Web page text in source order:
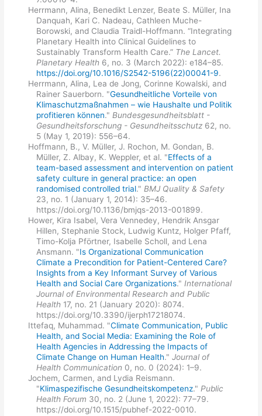
Herrmann, Alina, Benedikt Lenzer, Beate S. Müller, Ina
Danquah, Kari C. Nadeau, Cathleen Muche-
Borowski, and Claudia Traidl-Hoffmann. “Integrating
Planetary Health into Clinical Guidelines to
Sustainably Transform Health Care.” The Lancet.
Planetary Health 6, no. 3 (March 2022): e184–85.
https://doi.org/10.1016/S2542-5196(22)00041-9.
Herrmann, Alina, Lea de Jong, Corinne Kowalski, and
Rainer Sauerborn. "Gesundheitliche Vorteile von
Klimaschutzmaßnahmen – wie Haushalte und Politik
profitieren können." Bundesgesundheitsblatt -
Gesundheitsforschung - Gesundheitsschutz 62, no.
5 (May 1, 2019): 556–64.
Hoffmann, B., V. Müller, J. Rochon, M. Gondan, B.
Müller, Z. Albay, K. Weppler, et al. "Effects of a
team-based assessment and intervention on patient
safety culture in general practice: an open
randomised controlled trial." BMJ Quality & Safety
23, no. 1 (January 1, 2014): 35–46.
https://doi.org/10.1136/bmjqs-2013-001899.
Hower, Kira Isabel, Vera Vennedey, Hendrik Ansgar
Hillen, Stephanie Stock, Ludwig Kuntz, Holger Pfaff,
Timo-Kolja Pförtner, Isabelle Scholl, and Lena
Ansmann. "Is Organizational Communication
Climate a Precondition for Patient-Centered Care?
Insights from a Key Informant Survey of Various
Health and Social Care Organizations." International
Journal of Environmental Research and Public
Health 17, no. 21 (January 2020): 8074.
https://doi.org/10.3390/ijerph17218074.
Ittefaq, Muhammad. "Climate Communication, Public
Health, and Social Media: Examining the Role of
Health Agencies in Addressing the Impacts of
Climate Change on Human Health."Journal of
Health Communication 0, no. 0 (2024): 1–9.
Jochem, Carmen, and Lydia Reismann.
"Klimaspezifische Gesundheitskompetenz." Public
Health Forum 30, no. 2 (June 1, 2022): 77–79.
https://doi.org/10.1515/pubhef-2022-0010.